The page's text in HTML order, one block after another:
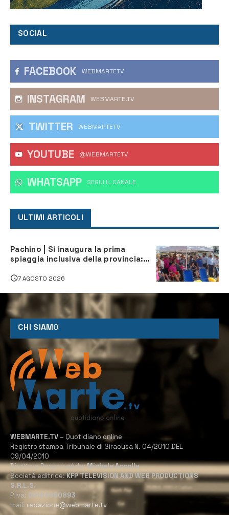
SOCIAL
FACEBOOK WEBMARTETV
INSTAGRAM WEBMARTE.TV
TWITTER WEBMARTETV
YOUTUBE @WEBMARTETV
WHATSAPP ‎SEGUI IL CANALE
ULTIMI ARTICOLI
Pachino | Si inaugura la prima
spiaggia inclusiva della provincia:
tutti
7 AGOSTO 2026
CHI SIAMO
WEBMARTE.TV – Quotidiano online
Registro stampa Tribunale di Siracusa N. 04/2010 DEL
09/04/2010
Direttore Responsabile:Michele Accolla
Società editrice:KFP TELEVISION AND WEB PRODUCTIONS
S.R.L.S.
P.Iva: 02184950893
mail: redazione@webmarte.tv